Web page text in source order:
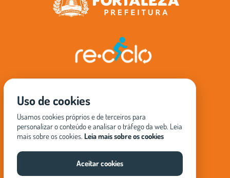
Início
CICLO
Onde
atuamos
Coleta
Dúvidas
Frequentes
Fale
conosco
Pessoa
jurídica
Uso de cookies
Usamos cookies próprios e de terceiros para
personalizar o conteúdo e analisar o tráfego da web. Leia
mais sobre os cookies. Leia mais sobre os cookies
Aceitar cookies